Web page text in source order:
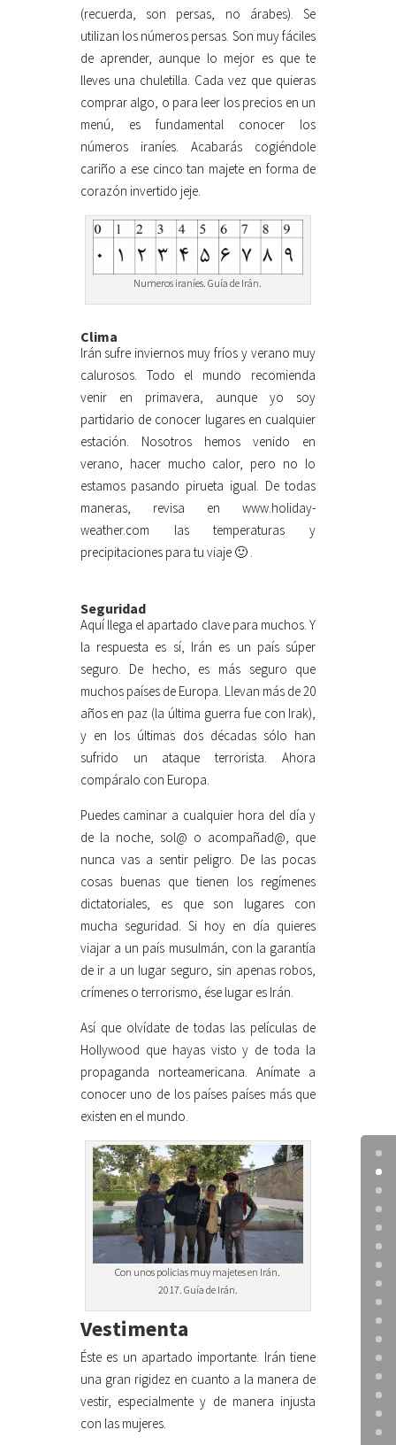
(recuerda, son persas, no árabes). Se
utilizan los números persas. Son muy fáciles
de aprender, aunque lo mejor es que te
lleves una chuletilla. Cada vez que quieras
comprar algo, o para leer los precios en un
menú, es fundamental conocer los
números iraníes. Acabarás cogiéndole
cariño a ese cinco tan majete en forma de
corazón invertido jeje.
Numeros iraníes. Guía de Irán.
Clima
Irán sufre inviernos muy fríos y verano muy
calurosos. Todo el mundo recomienda
venir en primavera, aunque yo soy
partidario de conocer lugares en cualquier
estación. Nosotros hemos venido en
verano, hacer mucho calor, pero no lo
estamos pasando pirueta igual. De todas
maneras, revisa en www.holiday-
weather.com las temperaturas y
precipitaciones para tu viaje 🙂 .
Seguridad
Aquí llega el apartado clave para muchos. Y
la respuesta es sí, Irán es un país súper
seguro. De hecho, es más seguro que
muchos países de Europa. Llevan más de 20
años en paz (la última guerra fue con Irak),
y en los últimas dos décadas sólo han
sufrido un ataque terrorista. Ahora
compáralo con Europa.
Puedes caminar a cualquier hora del día y
de la noche, sol@ o acompañad@, que
nunca vas a sentir peligro. De las pocas
cosas buenas que tienen los regímenes
dictatoriales, es que son lugares con
mucha seguridad. Si hoy en día quieres
viajar a un país musulmán, con la garantía
de ir a un lugar seguro, sin apenas robos,
crímenes o terrorismo, ése lugar es Irán.
Así que olvídate de todas las películas de
Hollywood que hayas visto y de toda la
propaganda norteamericana. Anímate a
conocer uno de los países países más que
existen en el mundo.
Con unos policias muy majetes en Irán.
2017. Guía de Irán.
Vestimenta
Éste es un apartado importante. Irán tiene
una gran rigidez en cuanto a la manera de
vestir, especialmente y de manera injusta
con las mujeres.